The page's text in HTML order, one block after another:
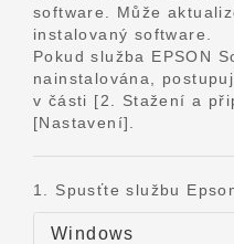
software. Může
instalovaný software.
Pokud služba EPSON
nainstalována,
v části [2. Stažení a
[Nastavení].
1. Spusťte službu
Windows